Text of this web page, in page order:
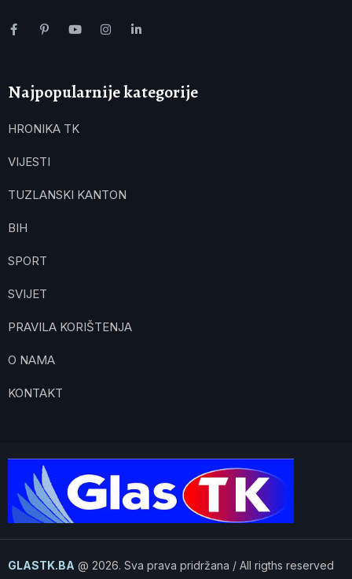
Najpopularnije kategorije
HRONIKA TK
VIJESTI
TUZLANSKI KANTON
BIH
SPORT
SVIJET
PRAVILA KORIŠTENJA
O NAMA
KONTAKT
GLASTK.BA @ 2026. Sva prava pridržana / All rigths reserved